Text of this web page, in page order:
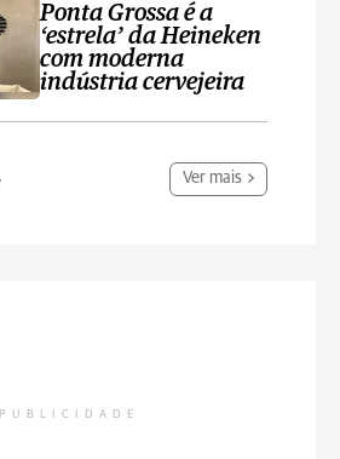
Ponta Grossa é a
‘estrela’ da Heineken
com moderna
indústria cervejeira
Ver mais
PUBLICIDADE